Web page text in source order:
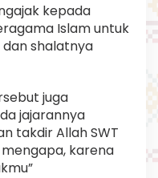
kepada
Islam untuk
shalatnya
juga
jajarannya
takdir Allah SWT
karena